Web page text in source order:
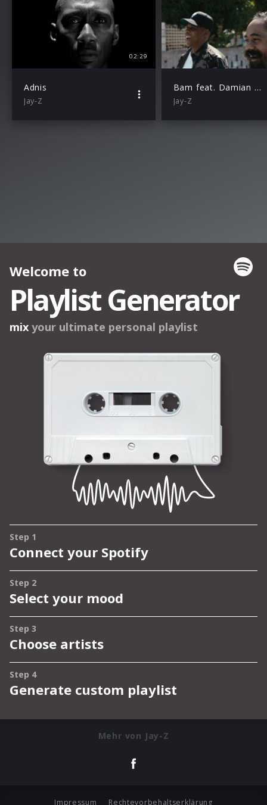
02:29
Adnis
Jay-Z
Bam feat. Damian Marley
Jay-Z
Mehr von Jay-Z
Impressum Rechtevorbehaltserklärung